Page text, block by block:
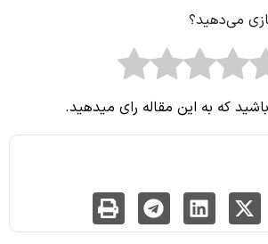
می‌دهید؟
که به این مقاله رای میدهید.